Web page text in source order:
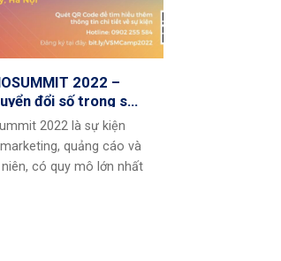
2022 –
đổi số trong sự
Sales & Marketing
2022 là sự kiện
quảng cáo và
có quy mô lớn nhất